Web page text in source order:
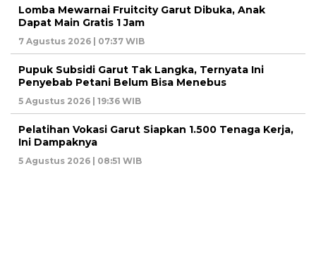
Lomba Mewarnai Fruitcity Garut Dibuka, Anak
Dapat Main Gratis 1 Jam
7 Agustus 2026 | 07:37 WIB
Pupuk Subsidi Garut Tak Langka, Ternyata Ini
Penyebab Petani Belum Bisa Menebus
5 Agustus 2026 | 19:36 WIB
Pelatihan Vokasi Garut Siapkan 1.500 Tenaga Kerja,
Ini Dampaknya
5 Agustus 2026 | 08:51 WIB